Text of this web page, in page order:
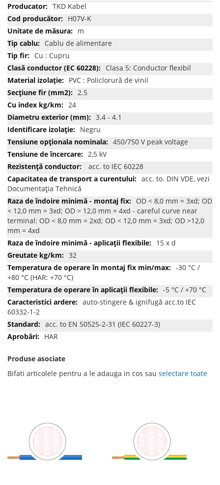
Mai
multe
informatii
TKD Kabel
H07V-K
m
Cablu de alimentare
Cu : Cupru
Clasa 5: Conductor flexibil
PVC : Policlorură de vinil
2.5
24
3.4 - 4.1
Negru
450/750 V peak voltage
2,5 kV
acc. to IEC 60228
acc. to. DIN VDE, vezi
Documentația Tehnică
OD < 8,0 mm = 3xd; OD
< 12,0 mm = 3xd; OD > 12,0 mm = 4xd - careful curve near
terminal: OD < 8,0 mm = 2xd; OD < 12,0 mm = 3xd; OD >12,0
mm = 4xd
15 x d
32
-30 °C /
+80 °C (HAR: +70 °C)
-5 °C / +70 °C
auto-stingere & ignifugă acc.to IEC
60332-1-2
acc. to EN 50525-2-31 (IEC 60227-3)
HAR
Produse asociate
Bifati articolele pentru a le adauga in cos sau selectare toate